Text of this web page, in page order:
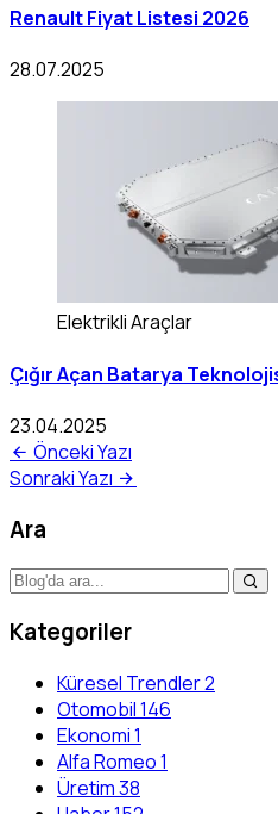
Renault Fiyat Listesi 2026
28.07.2025
Elektrikli Araçlar
Çığır Açan Batarya
23.04.2025
Önceki Yazı
Sonraki Yazı
Ara
Kategoriler
Küresel Trendler2
Otomobil146
Ekonomi1
Alfa Romeo1
Üretim38